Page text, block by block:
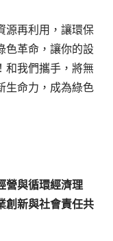
源再利用，讓環保
色革命，讓你的設
和我們攜手，將無
生命力，成為綠色
營與循環經濟理
創新與社會責任共